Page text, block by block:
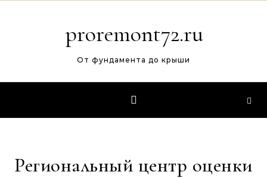
proremont72.ru
От фундамента до крыши
Региональный центр оценки